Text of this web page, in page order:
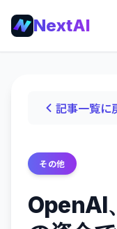
NextAI
記事一覧に
その他
OpenAI